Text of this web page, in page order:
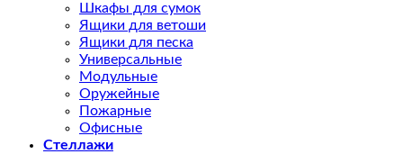
Шкафы для сумок
Ящики для ветоши
Ящики для песка
Универсальные
Модульные
Оружейные
Пожарные
Офисные
Стеллажи